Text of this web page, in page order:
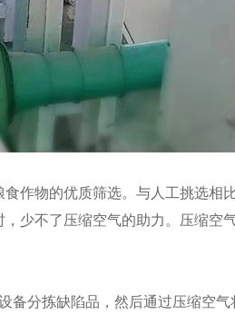
作物的优质筛选。与人工挑选相
少不了压缩空气的助力。压缩空
备分拣缺陷品，然后通过压缩空